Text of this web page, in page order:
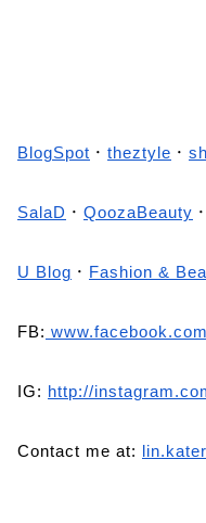
BlogSpot ． theztyle ．
SalaD ． QoozaBeauty ．
U Blog ． Fashion &
FB:
IG: http://
Contact me at: